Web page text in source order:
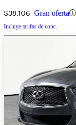
$38,106 Gran oferta
Incluye tarifas de conc.